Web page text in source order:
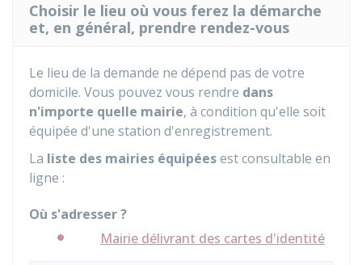
Choisir le lieu où vous ferez la démarche
et, en général, prendre rendez-vous
Le lieu de la demande ne dépend pas de votre
domicile. Vous pouvez vous rendre dans
n'importe quelle mairie, à condition qu'elle soit
équipée d'une station d'enregistrement.
La liste des mairies équipéesest consultable en
ligne :
Où s'adresser ?
Mairie délivrant des cartes d'identité